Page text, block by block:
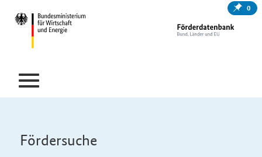
0
Fördersuche